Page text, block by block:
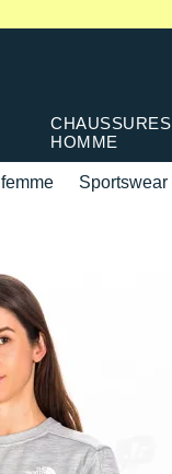
CHAUSSURES
HOMME
Sportswear